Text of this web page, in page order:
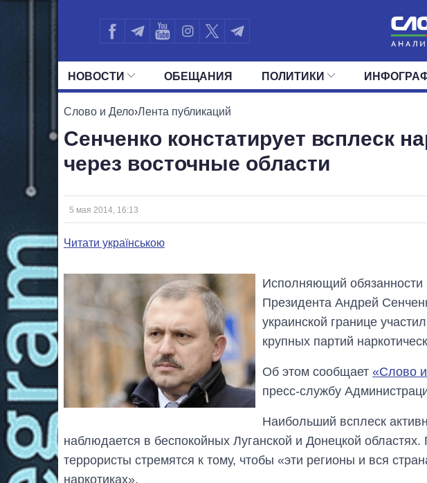
НОВОСТИ
ПОЛИТИКА
ОБЕЩАНИЯ ПОЛИТИКИ
ВСЕ ПОЛИТИКИ
ДЕПУТАТЫ
Слово и Дело›Лента публикаций
Сенченко констатирует всплеск
через восточные области
5 мая 2014, 16:13
Читати українською
Исполняющий
Президента Андрей
украинской границе
крупных партий
Об этом сообщает«Слово
пресс-службу
Наибольший всплеск
наблюдается в беспокойных Луганской и Донецкой
террористы стремятся к тому, чтобы «эти регионы и вся
наркотиках».